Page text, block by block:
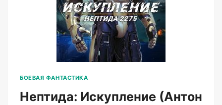
БОЕВАЯ ФАНТАСТИКА
Нептида: Искупление (Антон